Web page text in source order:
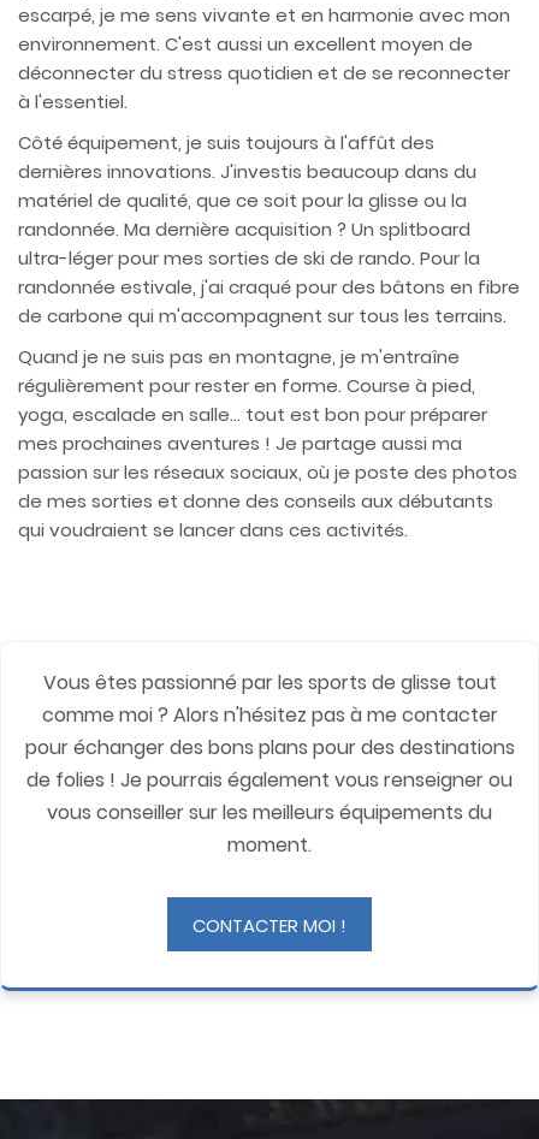
escarpé, je me sens vivante et en harmonie avec mon
environnement. C'est aussi un excellent moyen de
déconnecter du stress quotidien et de se reconnecter
à l'essentiel.
Côté équipement, je suis toujours à l'affût des
dernières innovations. J'investis beaucoup dans du
matériel de qualité, que ce soit pour la glisse ou la
randonnée. Ma dernière acquisition ? Un splitboard
ultra-léger pour mes sorties de ski de rando. Pour la
randonnée estivale, j'ai craqué pour des bâtons en fibre
de carbone qui m'accompagnent sur tous les terrains.
Quand je ne suis pas en montagne, je m'entraîne
régulièrement pour rester en forme. Course à pied,
yoga, escalade en salle... tout est bon pour préparer
mes prochaines aventures ! Je partage aussi ma
passion sur les réseaux sociaux, où je poste des photos
de mes sorties et donne des conseils aux débutants
qui voudraient se lancer dans ces activités.
Vous êtes passionné par les sports de glisse tout
comme moi ? Alors n'hésitez pas à me contacter
pour échanger des bons plans pour des destinations
de folies ! Je pourrais également vous renseigner ou
vous conseiller sur les meilleurs équipements du
moment.
CONTACTER MOI !